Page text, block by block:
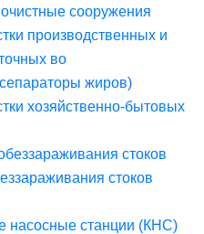
сооружения
производственных и
во
жиров)
хозяйственно-бытовых
стоков
стоков
насосные станции (КНС)